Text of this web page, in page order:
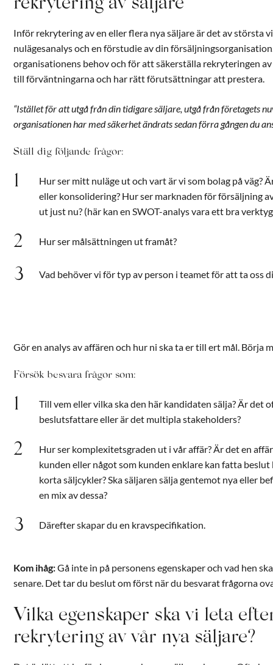
rekrytering av säljare
Inför rekrytering av en eller flera nya säljare är det av största
nulägesanalys och en förstudie av din
organisationens behov och för att säkerställa rekryteringen
till förväntningarna och har rätt förutsättningar att prestera.
“Istället för att utgå från din tidigare säljare, utgå från företagets
organisationen har med säkerhet ändrats sedan förra gången du
Ställ dig följande frågor:
Hur ser mitt nuläge ut och vart är vi som bolag på väg?
eller konsolidering? Hur ser marknaden för försäljning
ut just nu? (här kan en SWOT-analys vara ett bra
Hur ser målsättningen ut framåt?
Vad behöver vi för typ av person i teamet för att ta oss
Gör en analys av affären och hur ni ska ta er till ert mål. Börja
Försök besvara frågor som:
Till vem eller vilka ska den här kandidaten sälja? Är det
beslutsfattare eller är det multipla stakeholders?
Hur ser komplexitetsgraden ut i vår affär? Är det en
kunden eller något som kunden enklare kan fatta beslut
korta säljcykler? Ska säljaren sälja gentemot nya eller
en mix av dessa?
Därefter skapar du en kravspecifikation.
Kom ihåg:Gå inte in på personens egenskaper och vad hen
senare. Det tar du beslut om först när du besvarat frågorna
Vilka egenskaper ska vi leta
rekrytering av vår nya säljare?